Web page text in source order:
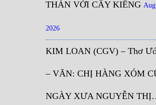
THẢN VỚI CÂY KIỂNG
2026
KIM LOAN (CGV) – Thơ
– VĂN: CHỊ HÀNG XÓM
NGÀY XƯA NGUYỄN